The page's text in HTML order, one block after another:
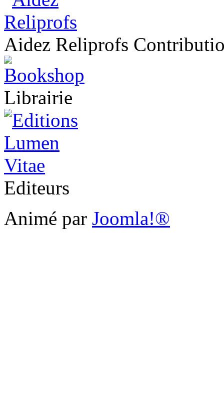
Aidez Reliprofs
Librairie
Editeurs
Animé par Joomla!®